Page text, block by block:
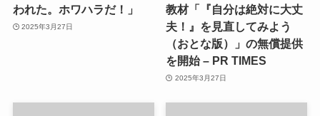
われた。ホワハラだ！」
2025年3月27日
教材「『自分は絶対に大丈
夫！』を見直してみよう
（おとな版）」の無償提供
を開始 – PR TIMES
2025年3月27日